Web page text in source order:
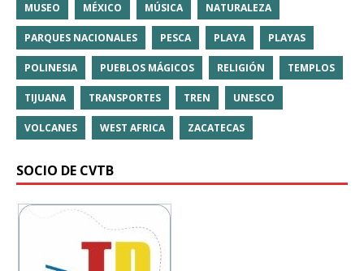
MUSEO MÉXICO MÚSICA NATURALEZA
PARQUES NACIONALES PESCA PLAYA PLAYAS
POLINESIA PUEBLOS MÁGICOS RELIGIÓN TEMPLOS
TIJUANA TRANSPORTES TREN UNESCO
VOLCANES WEST AFRICA ZACATECAS
SOCIO DE CVTB